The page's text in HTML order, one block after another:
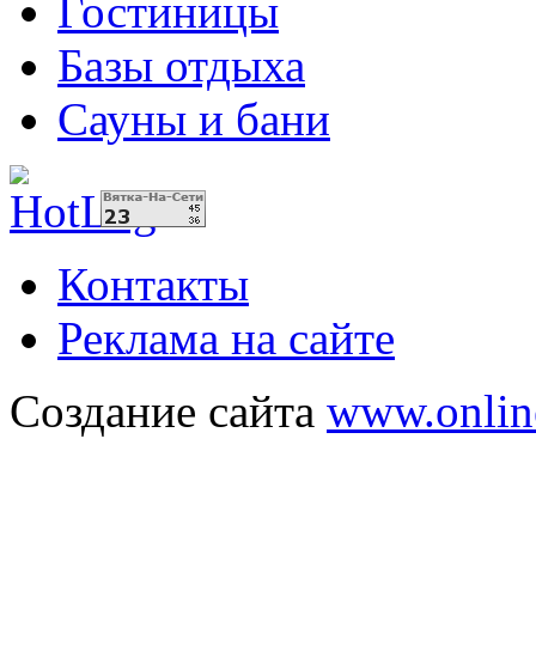
Гостиницы
Базы отдыха
Сауны и бани
Контакты
Реклама на сайте
Создание сайта